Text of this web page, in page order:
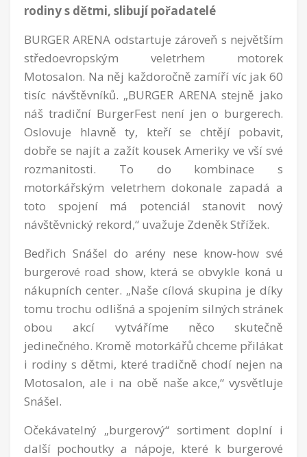
rodiny s dětmi, slibují pořadatelé
BURGER ARENA odstartuje zároveň s největším
středoevropským veletrhem motorek
Motosalon. Na něj každoročně zamíří víc jak 60
tisíc návštěvníků. „BURGER ARENA stejně jako
náš tradiční BurgerFest není jen o burgerech.
Oslovuje hlavně ty, kteří se chtějí pobavit,
dobře se najít a zažít kousek Ameriky ve vší své
rozmanitosti. To do kombinace s
motorkářským veletrhem dokonale zapadá a
toto spojení má potenciál stanovit nový
návštěvnický rekord,“ uvažuje Zdeněk Střížek.
Bedřich Snášel do arény nese know-how své
burgerové road show, která se obvykle koná u
nákupních center. „Naše cílová skupina je díky
tomu trochu odlišná a spojením silných stránek
obou akcí vytváříme něco skutečně
jedinečného. Kromě motorkářů chceme přilákat
i rodiny s dětmi, které tradičně chodí nejen na
Motosalon, ale i na obě naše akce,“ vysvětluje
Snášel.
Očekávatelný „burgerový“ sortiment doplní i
další pochoutky a nápoje, které k burgerové